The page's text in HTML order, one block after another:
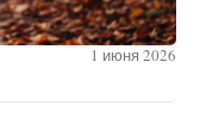
1 июня 2026